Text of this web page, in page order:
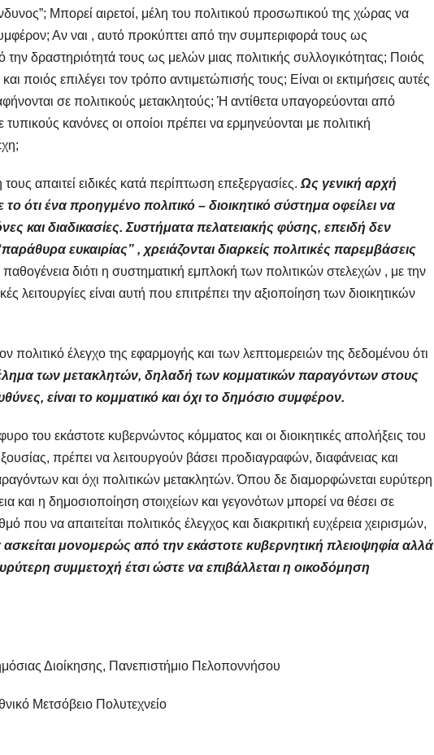
Μπορεί αιρετοί, μέλη του πολιτικού προσωπικού της χώρας να
Αν ναι , αυτό προκύπτει από την συμπεριφορά τους ως
δραστηριότητά τους ως μελών μιας πολιτικής συλλογικότητας; Ποιός
ποιός επιλέγει τον τρόπο αντιμετώπισής τους; Είναι οι εκτιμήσεις αυτές
σε πολιτικούς μετακλητούς; Ή αντίθετα υπαγορεύονται από
κανόνες οι οποίοι πρέπει να ερμηνεύονται με πολιτική
απαιτεί ειδικές κατά περίπτωση επεξεργασίες. Ως γενική αρχή
ότι ένα προηγμένο πολιτικό – διοικητικό σύστημα οφείλει να
και διαδικασίες. Συστήματα πελατειακής φύσης, επειδή δεν
ευκαιρίας” , χρειάζονται διαρκείς πολιτικές παρεμβάσεις
διότι η συστηματική εμπλοκή των πολιτικών στελεχών , με την
λειτουργίες είναι αυτή που επιτρέπει την αξιοποίηση των διοικητικών
πολιτικό έλεγχο της εφαρμογής και των λεπτομερειών της δεδομένου ότι
των μετακλητών, δηλαδή των κομματικών παραγόντων στους
είναι το κομματικό και όχι το δημόσιο συμφέρον.
του εκάστοτε κυβερνώντος κόμματος και οι διοικητικές απολήξεις του
πρέπει να λειτουργούν βάσει προδιαγραφών, διαφάνειας και
και όχι πολιτικών μετακλητών. Όπου δε διαμορφώνεται ευρύτερη
και η δημοσιοποίηση στοιχείων και γεγονότων μπορεί να θέσει σε
που να απαιτείται πολιτικός έλεγχος και διακριτική ευχέρεια χειρισμών,
μονομερώς από την εκάστοτε κυβερνητική πλειοψηφία αλλά
συμμετοχή έτσι ώστε να επιβάλλεται η οικοδόμηση
Διοίκησης, Πανεπιστήμιο Πελοποννήσου
Μετσόβειο Πολυτεχνείο